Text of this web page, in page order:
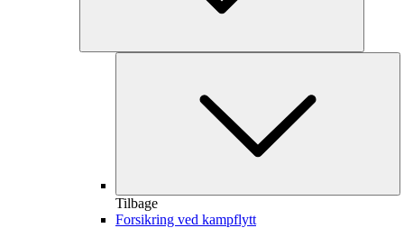
Tilbage
Forsikring ved kampflytt